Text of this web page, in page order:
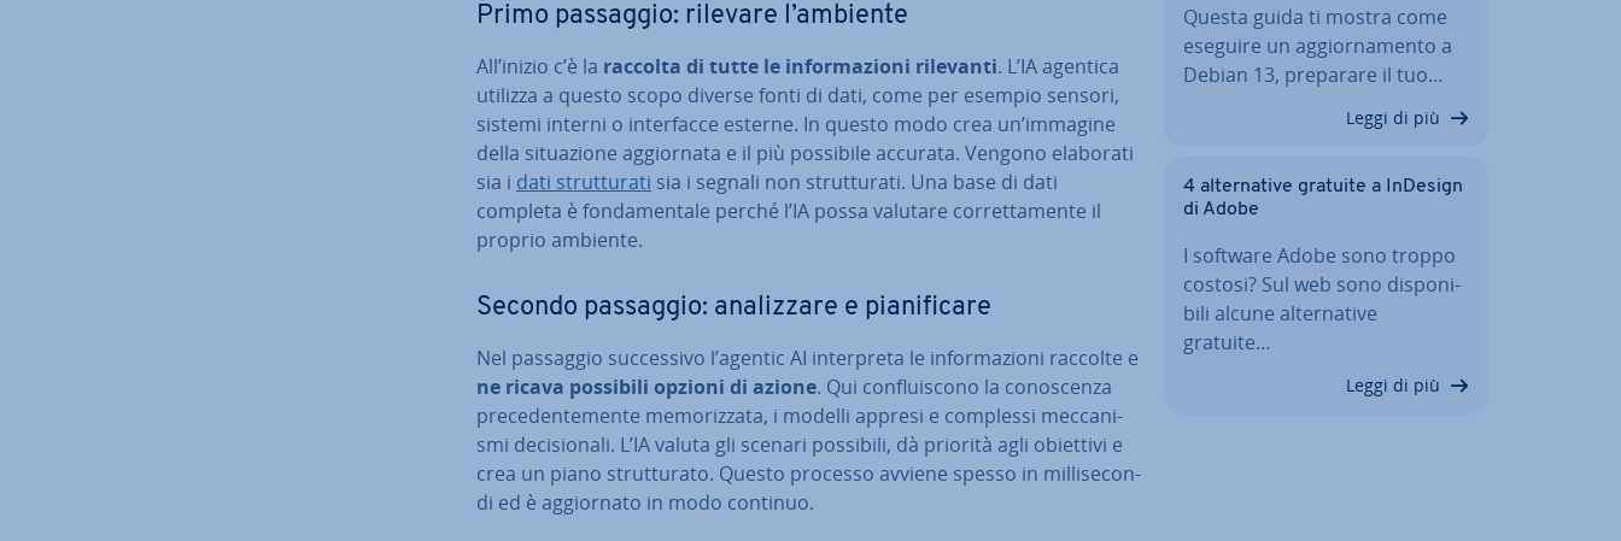
Primo passaggio: rilevare l’ambiente
All’inizio c’è la raccolta di tutte le in­for­ma­zio­ni rilevanti. L’IA agentica
utilizza a questo scopo diverse fonti di dati, come per esempio sensori,
sistemi interni o in­ter­fac­ce esterne. In questo modo crea un’immagine
della si­tua­zio­ne ag­gior­na­ta e il più possibile accurata. Vengono elaborati
sia i dati strut­tu­ra­ti sia i segnali non strut­tu­ra­ti. Una base di dati
completa è fon­da­men­ta­le perché l’IA possa valutare cor­ret­ta­men­te il
proprio ambiente.
Secondo passaggio: ana­liz­za­re e pia­ni­fi­ca­re
Nel passaggio suc­ces­si­vo l’agentic AI in­ter­pre­ta le in­for­ma­zio­ni raccolte e
ne ricava possibili opzioni di azione. Qui con­flui­sco­no la co­no­scen­za
pre­ce­den­te­men­te me­mo­riz­za­ta, i modelli appresi e complessi mec­ca­ni­
smi de­ci­sio­na­li. L’IA valuta gli scenari possibili, dà priorità agli obiettivi e
crea un piano strut­tu­ra­to. Questo processo avviene spesso in mil­li­se­con­
di ed è ag­gior­na­to in modo continuo.
Questa guida ti mostra come
eseguire un ag­gior­na­men­to a
Debian 13, preparare il tuo…
Leggi di più
4 al­ter­na­ti­ve gratuite a InDesign
di Adobe
I software Adobe sono troppo
costosi? Sul web sono di­spo­ni­
bi­li alcune al­ter­na­ti­ve
gratuite…
Leggi di più